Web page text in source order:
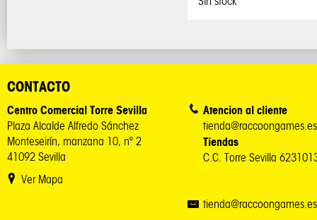
CONTACTO
Centro Comercial Torre Sevilla
Plaza Alcalde Alfredo Sánchez
Monteseirín, manzana 10, nº 2
41092 Sevilla
Ver Mapa
Atencion al cliente
tienda@raccoongames.es
Tiendas
C.C. Torre Sevilla
tienda@raccoongames.es